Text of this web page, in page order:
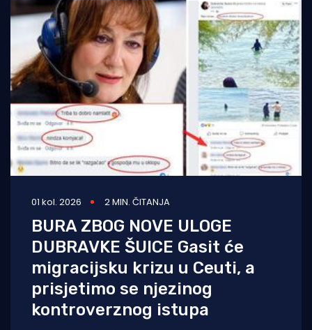
01 kol. 2026 2 MIN. ČITANJA
BURA ZBOG NOVE ULOGE
DUBRAVKE ŠUICE Gasit će
migracijsku krizu u Ceuti, a
prisjetimo se njezinog
kontroverznog istupa